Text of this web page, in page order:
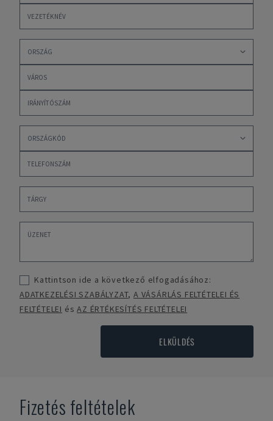
Kattintson ide a következő elfogadásához:
ADATKEZELÉSI SZABÁLYZAT,A VÁSÁRLÁS FELTÉTELEI ÉS
FELTÉTELEI ésAZ ÉRTÉKESÍTÉS FELTÉTELEI
ELKÜLDÉS
Fizetés feltételek